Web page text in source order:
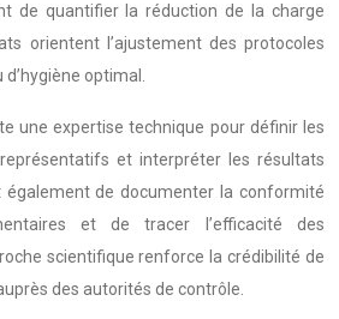
de quantifier la réduction de la charge
orientent l’ajustement des protocoles
optimal.
une expertise technique pour définir les
et interpréter les résultats
également de documenter la conformité
et de tracer l’efficacité des
scientifique renforce la crédibilité de
des autorités de contrôle.